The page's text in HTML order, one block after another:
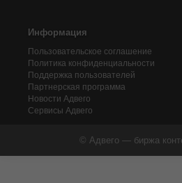
Информация
Пользовательское соглашение
Политика конфиденциальности
Поддержка пользователей
Партнерская программа
Новости Адвего
Сервисы Адвего
© Адвего — биржа